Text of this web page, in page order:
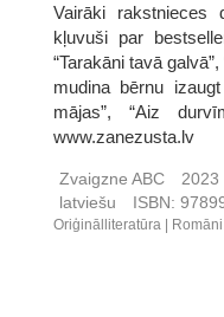
Vairāki rakstnieces
kļuvuši par
“Tarakāni tavā
mudina bērnu
mājas”, “Aiz
www.zanezusta.lv
Zvaigzne ABC 2023
latviešu
ISBN:
Oriģinālliteratūra Romāni